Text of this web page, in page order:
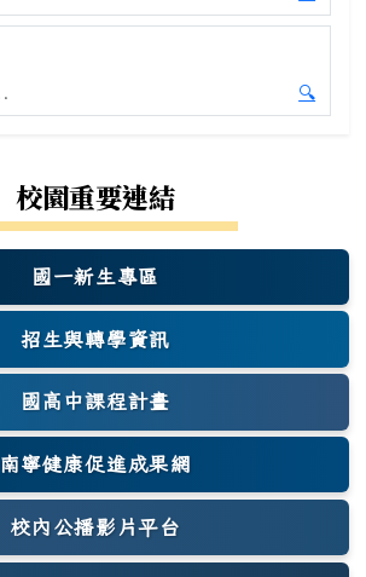
開始本
🔍
開始舊
校園重要連結
國一新生專區
(另開新視窗)
招生與轉學資訊
國高中課程計畫
南寧健康促進成果網
(另開新視窗)
校內公播影片平台